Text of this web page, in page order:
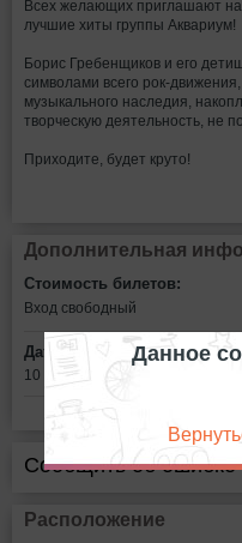
Всех желающих приглашают на
лучшие хиты группы Аквариум!
Борис Гребенщиков и его
символами всего рок-
музыкального наследия,
творческую деятельность, не
Приходите, будет круто!
Дополнительная
Стоимость билетов:
Вход свободный
Дата:
10 декабря в 18:00
Сообщить об ошибке
Расположение
Данное